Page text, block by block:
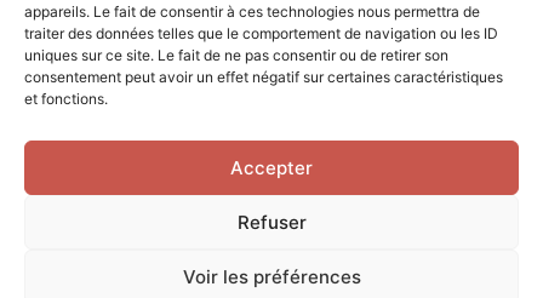
appareils. Le fait de consentir à ces technologies nous permettra de
traiter des données telles que le comportement de navigation ou les ID
uniques sur ce site. Le fait de ne pas consentir ou de retirer son
consentement peut avoir un effet négatif sur certaines caractéristiques
et fonctions.
Accepter
Refuser
Voir les préférences
cppcdl@centrepatronal.ch
direct : +41 58 796 37 58
+41 58 796 39 20
INSCRIPTION À NOTRE NEWSLETTER